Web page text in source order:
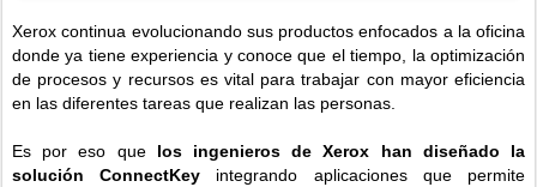
Xerox continua evolucionando sus productos enfocados a la oficina
donde ya tiene experiencia y conoce que el tiempo, la optimización
de procesos y recursos es vital para trabajar con mayor eficiencia
en las diferentes tareas que realizan las personas.
Es por eso que los ingenieros de Xerox han diseñado la
solución ConnectKey integrando aplicaciones que permite